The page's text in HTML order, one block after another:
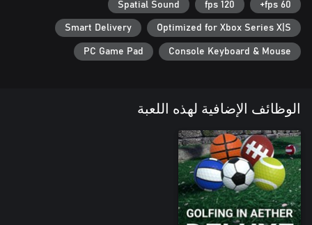
60 fps+
120 fps
Spatial Sound
Optimized for Xbox Series X|S
Smart Delivery
Console Keyboard & Mouse
PC Game Pad
الوظائف الإضافية لهذه اللعبة